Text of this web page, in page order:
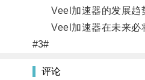
Veel加速器的发展趋势
Veel加速器在未来必
#3#
评论